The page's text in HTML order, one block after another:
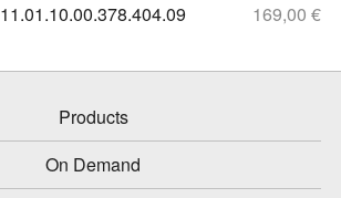
11.01.10.00.378.404.09 169,00€
Products
On Demand